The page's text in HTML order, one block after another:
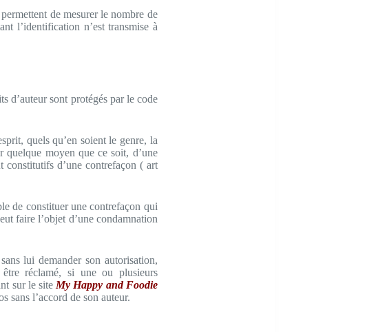
de mesurer le nombre de
l’identification n’est transmise à
d’auteur sont protégés par le code
quels qu’en soient le genre, la
moyen que ce soit, d’une
constitutifs d’une contrefaçon ( art
de constituer une contrefaçon qui
faire l’objet d’une condamnation
lui demander son autorisation,
réclamé, si une ou plusieurs
sur le site My Happy and Foodie
sans l’accord de son auteur.